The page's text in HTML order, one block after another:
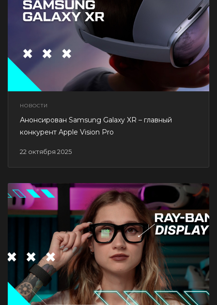
НОВОСТИ
22 октября 2025
Анонсирован Samsung Galaxy XR – главный
конкурент Apple Vision Pro